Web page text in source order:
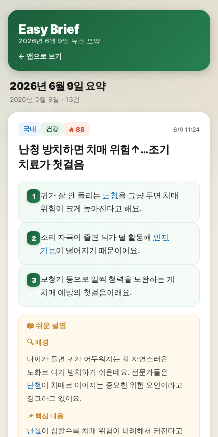
Easy Brief
2026년 6월 9일 뉴스 요약
← 앱으로 보기
2026년 6월 9일 요약
2026년 6월 9일 · 13건
국내 건강 🔥 88 6/9 11:24
난청 방치하면 치매 위험↑…조기
치료가 첫걸음
1 귀가 잘 안 들리는 난청을 그냥 두면 치매
위험이 크게 높아진다고 해요.
2 소리 자극이 줄면 뇌가 덜 활동해 인지
기능이 떨어지기 때문이에요.
3
보청기 등으로 일찍 청력을 보완하는 게
치매 예방의 첫걸음이래요.
📖 쉬운 설명
🔍 배경
나이가 들면 귀가 어두워지는 걸 자연스러운
노화로 여겨 방치하기 쉬운데요. 전문가들은
난청이 치매로 이어지는 중요한 위험 요인이라고
경고하고 있어요.
📌 핵심 내용
난청이 심할수록 치매 위험이 비례해서 커진다고